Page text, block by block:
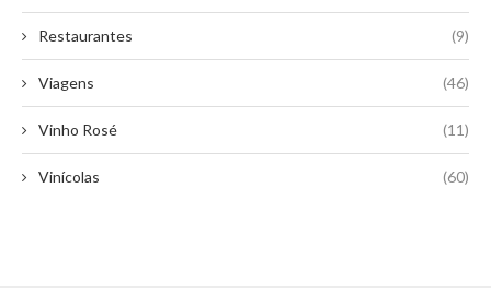
Restaurantes (9)
Viagens (46)
Vinho Rosé (11)
Vinícolas (60)